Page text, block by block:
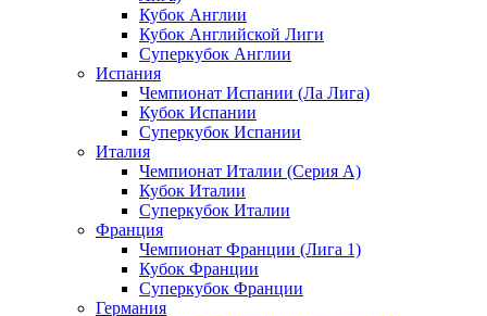
Кубок Англии
Кубок Английской Лиги
Суперкубок Англии
Испания
Чемпионат Испании (Ла Лига)
Кубок Испании
Суперкубок Испании
Италия
Чемпионат Италии (Серия А)
Кубок Италии
Суперкубок Италии
Франция
Чемпионат Франции (Лига 1)
Кубок Франции
Суперкубок Франции
Германия